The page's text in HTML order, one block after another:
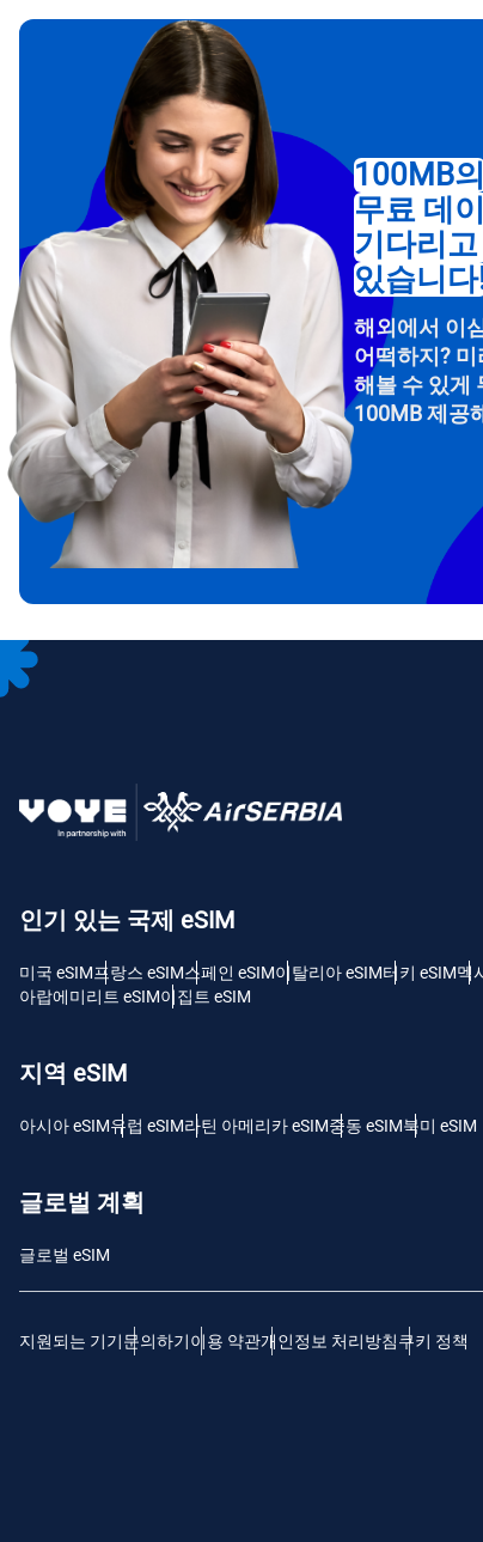
100MB
무료 데
기다리고
있습니
해외에서 이
어떡하지?
해볼 수 있게
100MB 제공
인기 있는 국제 eSIM
미국 eSIM프랑스 eSIM스페인 eSIM이탈리아 eSIM터키 eSIM멕
아랍에미리트 eSIM이집트 eSIM
지역 eSIM
아시아 eSIM유럽 ​​eSIM라틴 아메리카 eSIM중동 eSIM북미 eSIM
글로벌 계획
글로벌 eSIM
지원되는 기기문의하기이용 약관개인정보 처리방침쿠키 정책